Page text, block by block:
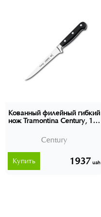
Кованный филейный гибкий
нож Tramontina Century, 153
Century
1937 uah
Купить